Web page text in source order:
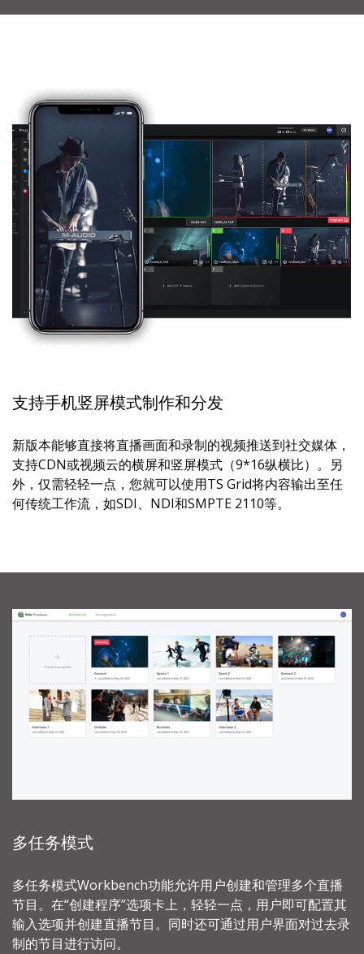
支持手机竖屏模式制作和分发
新版本能够直接将直播画面和录制的视频推送到社交媒体，
支持CDN或视频云的横屏和竖屏模式（9*16纵横比）。另
外，仅需轻轻一点，您就可以使用TS Grid将内容输出至任
何传统工作流，如SDI、NDI和SMPTE 2110等。
多任务模式
多任务模式Workbench功能允许用户创建和管理多个直播
节目。在“创建程序”选项卡上，轻轻一点，用户即可配置其
输入选项并创建直播节目。同时还可通过用户界面对过去录
制的节目进行访问。